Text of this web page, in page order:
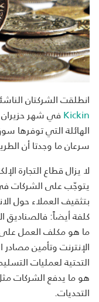
انطلقت الشركتان
Kickinفي شهر حزيران
الهائلة التي توفرها
سرعان ما وجدتا أن
لا يزال قطاع التجارة
يتوجّب على الشركات
بتثقيف العملاء حول
كلفة أيضاً: فالصناديق
ما هو مكلف العمل على
الإنترنت وتأمين مصادر
التحتية لعمليات
هو ما يدفع الشركات
التحديات.